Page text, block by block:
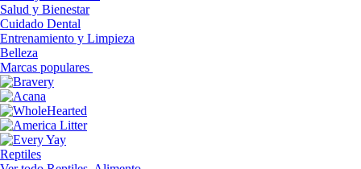
Salud y Bienestar
Cuidado Dental
Entrenamiento y Limpieza
Belleza
Marcas populares
Reptiles